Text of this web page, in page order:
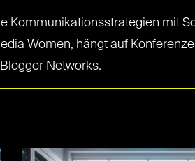
Kommunikationsstrategien mit
Women, hängt auf
Networks.